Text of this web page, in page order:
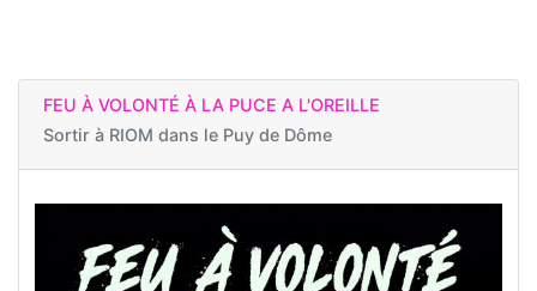
FEU À VOLONTÉ À LA PUCE A L'OREILLE
Sortir à RIOM dans le Puy de Dôme